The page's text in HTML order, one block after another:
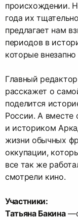
происхождении.
года их
предлагает нам
периодов в
которые
Главный
расскажет о
поделится
России. А вместе
и историком
жизни обычных
оккупации,
все так же
смотрели кино.
Участники:
Татьяна Бакина